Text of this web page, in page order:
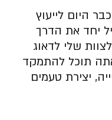
היום לייעוץ
יחד את הדרך
שלי לדאוג
תוכל להתמקד
יצירת טעמים